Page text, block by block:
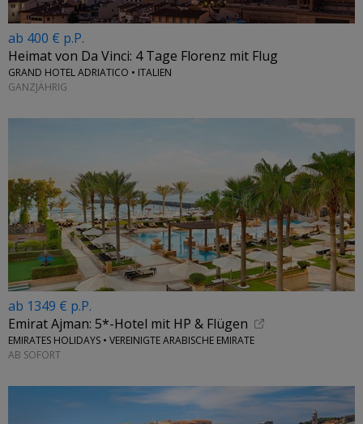
ab 400 € p.P.
Heimat von Da Vinci: 4 Tage Florenz mit Flug
GRAND HOTEL ADRIATICO • ITALIEN
GANZJÄHRIG
ab 1349 € p.P.
Emirat Ajman: 5*-Hotel mit HP & Flügen
EMIRATES HOLIDAYS • VEREINIGTE ARABISCHE EMIRATE
AB SOFORT